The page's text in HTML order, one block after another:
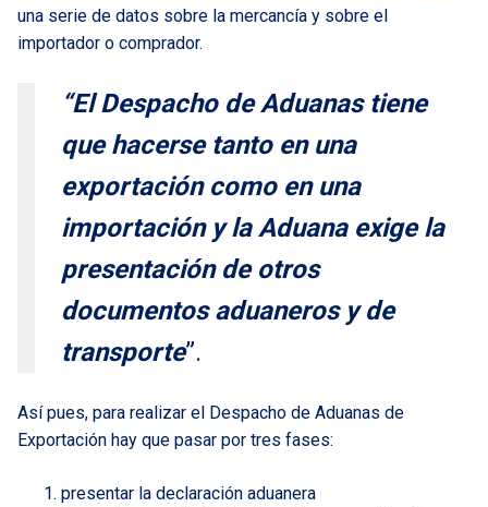
una serie de datos sobre la mercancía y sobre el
importador o comprador.
“El Despacho de Aduanas tiene
que hacerse tanto en una
exportación como en una
importación y la Aduana exige la
presentación de otros
documentos aduaneros y de
transporte”.
Así pues, para realizar el Despacho de Aduanas de
Exportación hay que pasar por tres fases:
presentar la declaración aduanera